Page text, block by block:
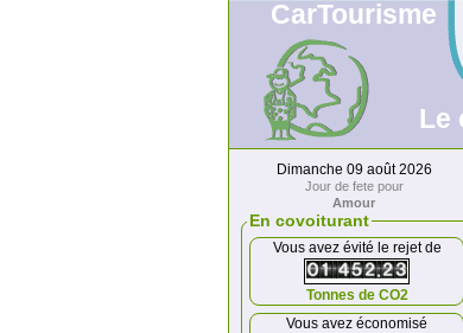
CarTourisme
Le
Dimanche 09 août 2026
Jour de fete pour
Amour
En covoiturant
Vous avez évité le rejet de
Tonnes de CO2
Vous avez économisé